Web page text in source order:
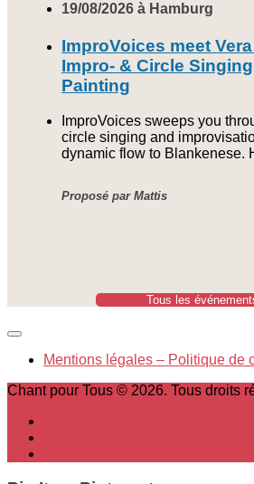
19/08/2026 à Hamburg
ImproVoices meet Vera
Impro- & Circle
Painting
ImproVoices sweeps you
circle singing and
dynamic flow to Blankenese.
Proposé par Mattis
Tous les
Mentions légales – Politique de
Chant pour Tous © 2026. Tous droits